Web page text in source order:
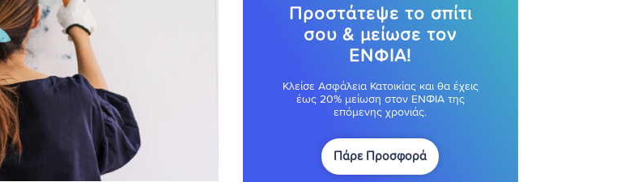
Προστάτεψε το σπίτι
σου & μείωσε τον
ΕΝΦΙΑ!
Κλείσε Ασφάλεια Κατοικίας και θα έχεις
έως 20% μείωση στον ΕΝΦΙΑ της
επόμενης χρονιάς.
Πάρε Προσφορά